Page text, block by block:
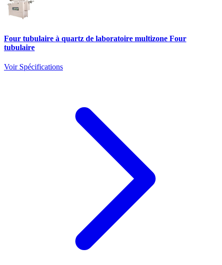
Four tubulaire à quartz de laboratoire multizone Four
tubulaire
Voir Spécifications